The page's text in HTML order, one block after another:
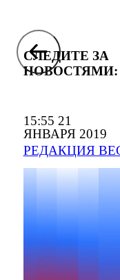
15:55 21
ЯНВАРЯ 2019
РЕДАКЦИЯ
СЛЕДИТЕ ЗА
НОВОСТЯМИ: